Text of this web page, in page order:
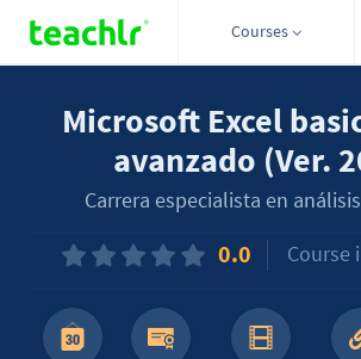
Courses
Microsoft Excel
avanzado (Ver.
Carrera especialista en
0.0 Course